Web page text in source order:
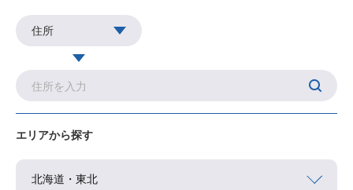
エリアから探す
北海道・東北